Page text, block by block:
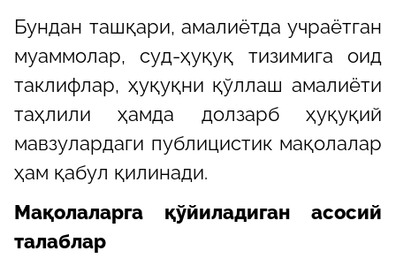
Бундан ташқари, амалиётда учраётган
муаммолар, суд-ҳуқуқ тизимига оид
таклифлар, ҳуқуқни қўллаш амалиёти
таҳлили ҳамда долзарб ҳуқуқий
мавзулардаги публицистик мақолалар
ҳам қабул қилинади.
Мақолаларга қўйиладиган асосий
талаблар